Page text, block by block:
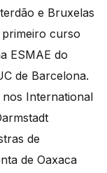
e Bruxelas
curso
ESMAE do
de Barcelona.
International
de
de Oaxaca